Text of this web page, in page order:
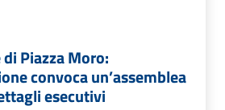
Piazza Moro:
convoca un’assemblea
esecutivi